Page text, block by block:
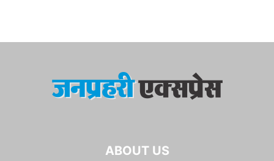
ABOUT US